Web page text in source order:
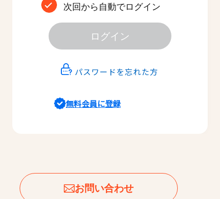
次回から自動でログイン
ログイン
パスワードを忘れた方
無料会員に登録
お問い合わせ